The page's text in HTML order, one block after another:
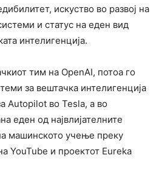
искуство во развој на
и статус на еден вид
интелигенција.
тим на OpenAI, потоа го
за вештачка интелигенција
Autopilot во Tesla, а во
еден од највлијателните
машинското учење преку
YouTube и проектот Eureka